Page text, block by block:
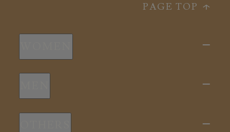
PAGE TOP
新商品
スリープウェア
新商品